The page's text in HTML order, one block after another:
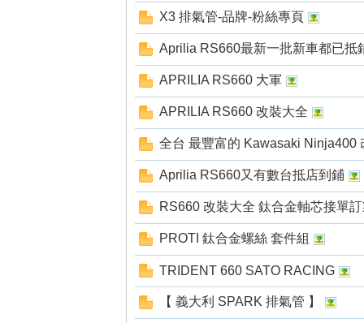
X3 排氣管-品牌-粉絲專頁
Aprilia RS660最新一批新車都已抵
APRILIA RS660 大軍
APRILIA RS660 改裝大全
全台 最豐富的 Kawasaki Ninja400
Aprilia RS660又有數台抵店到鋪
RS660 改裝大全 鈦合金軸芯接單
PROTI 鈦合金螺絲 套件組
TRIDENT 660 SATO RACING
【 義大利 SPARK 排氣管 】